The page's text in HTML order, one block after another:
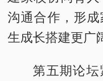
沟通合作，形
生成长搭建更广
第五期论坛